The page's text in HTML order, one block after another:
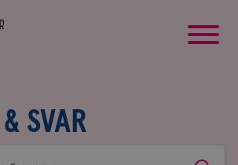
SVAR